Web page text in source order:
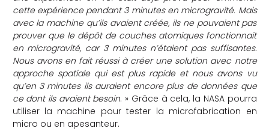
cette expérience pendant 3 minutes en microgravité. Mais
avec la machine qu’ils avaient créée, ils ne pouvaient pas
prouver que le dépôt de couches atomiques fonctionnait
en microgravité, car 3 minutes n’étaient pas suffisantes.
Nous avons en fait réussi à créer une solution avec notre
approche spatiale qui est plus rapide et nous avons vu
qu’en 3 minutes ils auraient encore plus de données que
ce dont ils avaient besoin. » Grâce à cela, la NASA pourra
utiliser la machine pour tester la microfabrication en
micro ou en apesanteur.